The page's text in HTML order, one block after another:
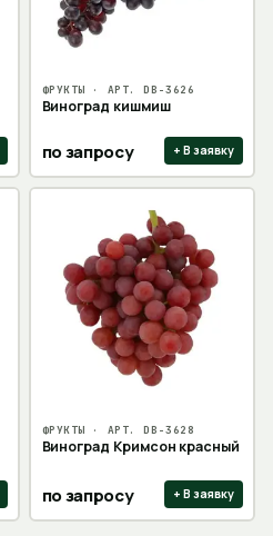
ФРУКТЫ · АРТ.DB-3626
Виноград кишмиш
по запросу + В заявку
ФРУКТЫ · АРТ.DB-3628
Виноград Кримсон красный
по запросу + В заявку